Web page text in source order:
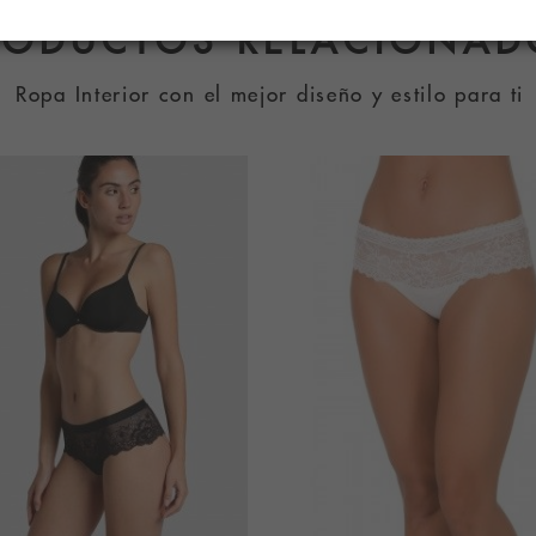
Ropa Interior con el mejor diseño y estilo para ti